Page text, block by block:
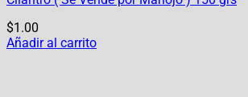
$1.00
Añadir al carrito